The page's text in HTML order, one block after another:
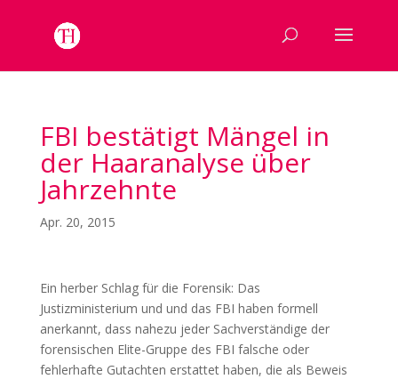
FBI bestätigt Mängel in
der Haaranalyse über
Jahrzehnte
Apr. 20, 2015
Ein herber Schlag für die Forensik: Das
Justizministerium und und das FBI haben formell
anerkannt, dass nahezu jeder Sachverständige der
forensischen Elite-Gruppe des FBI falsche oder
fehlerhafte Gutachten erstattet haben, die als Beweis